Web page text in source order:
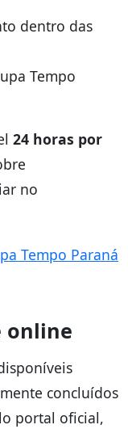
dentro das
Tempo
24 horas por
no
Tempo Paraná
online
concluídos
portal oficial,